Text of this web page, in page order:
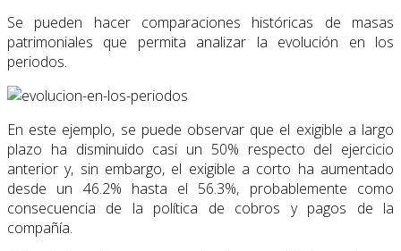
Se pueden hacer comparaciones históricas de masas
patrimoniales que permita analizar la evolución en los
periodos.
En este ejemplo, se puede observar que el exigible a largo
plazo ha disminuido casi un 50% respecto del ejercicio
anterior y, sin embargo, el exigible a corto ha aumentado
desde un 46.2% hasta el 56.3%, probablemente como
consecuencia de la política de cobros y pagos de la
compañía.